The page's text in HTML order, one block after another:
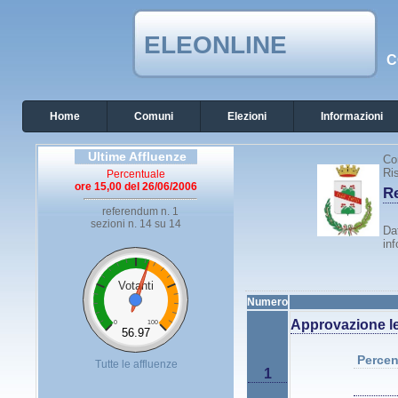
ELEONLINE
Home Comuni Elezioni Informazioni
Ultime Affluenze
Percentuale
ore 15,00 del 26/06/2006
referendum n. 1
sezioni n. 14 su 14
Votanti
0 100
56.97
Tutte le affluenze
Numero
1
Approvazione